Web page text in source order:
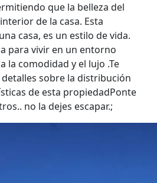
que la belleza del
de la casa. Esta
casa, es un estilo de vida.
para vivir en un entorno
la comodidad y el lujo .Te
sobre la distribución
de esta propiedadPonte
no la dejes escapar.;